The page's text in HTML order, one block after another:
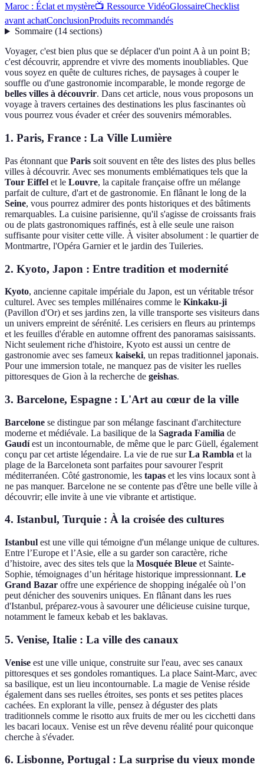
Maroc : Éclat et mystère📺 Ressource VidéoGlossaireChecklist
avant achatConclusionProduits recommandés
Sommaire(14 sections)
Voyager, c'est bien plus que se déplacer d'un point A à un point B;
c'est découvrir, apprendre et vivre des moments inoubliables. Que
vous soyez en quête de cultures riches, de paysages à couper le
souffle ou d'une gastronomie incomparable, le monde regorge de
belles villes à découvrir. Dans cet article, nous vous proposons un
voyage à travers certaines des destinations les plus fascinantes où
vous pourrez vous évader et créer des souvenirs mémorables.
1. Paris, France : La Ville Lumière
Pas étonnant que Paris soit souvent en tête des listes des plus belles
villes à découvrir. Avec ses monuments emblématiques tels que la
Tour Eiffel et le Louvre, la capitale française offre un mélange
parfait de culture, d'art et de gastronomie. En flânant le long de la
Seine, vous pourrez admirer des ponts historiques et des bâtiments
remarquables. La cuisine parisienne, qu'il s'agisse de croissants frais
ou de plats gastronomiques raffinés, est à elle seule une raison
suffisante pour visiter cette ville. À visiter absolument : le quartier de
Montmartre, l'Opéra Garnier et le jardin des Tuileries.
2. Kyoto, Japon : Entre tradition et modernité
Kyoto, ancienne capitale impériale du Japon, est un véritable trésor
culturel. Avec ses temples millénaires comme le Kinkaku-ji
(Pavillon d'Or) et ses jardins zen, la ville transporte ses visiteurs dans
un univers empreint de sérénité. Les cerisiers en fleurs au printemps
et les feuilles d'érable en automne offrent des panoramas saisissants.
Nicht seulement riche d'histoire, Kyoto est aussi un centre de
gastronomie avec ses fameux kaiseki, un repas traditionnel japonais.
Pour une immersion totale, ne manquez pas de visiter les ruelles
pittoresques de Gion à la recherche de geishas.
3. Barcelone, Espagne : L'Art au cœur de la ville
Barcelone se distingue par son mélange fascinant d'architecture
moderne et médiévale. La basilique de la Sagrada Familia de
Gaudíest un incontournable, de même que le parc Güell, également
conçu par cet artiste légendaire. La vie de rue surLa Rambla et la
plage de la Barceloneta sont parfaites pour savourer l'esprit
méditerranéen. Côté gastronomie, les tapas et les vins locaux sont à
ne pas manquer. Barcelone ne se contente pas d'être une belle ville à
découvrir; elle invite à une vie vibrante et artistique.
4. Istanbul, Turquie : À la croisée des cultures
Istanbul est une ville qui témoigne d'un mélange unique de cultures.
Entre l’Europe et l’Asie, elle a su garder son caractère, riche
d’histoire, avec des sites tels que la Mosquée Bleue et Sainte-
Sophie, témoignages d’un héritage historique impressionnant. Le
Grand Bazar offre une expérience de shopping inégalée où l’on
peut dénicher des souvenirs uniques. En flânant dans les rues
d'Istanbul, préparez-vous à savourer une délicieuse cuisine turque,
notamment le fameux kebab et les baklavas.
5. Venise, Italie : La ville des canaux
Venise est une ville unique, construite sur l'eau, avec ses canaux
pittoresques et ses gondoles romantiques. La place Saint-Marc, avec
sa basilique, est un lieu incontournable. La magie de Venise réside
également dans ses ruelles étroites, ses ponts et ses petites places
cachées. En explorant la ville, pensez à déguster des plats
traditionnels comme le risotto aux fruits de mer ou les cicchetti dans
les bacari locaux. Venise est un rêve devenu réalité pour quiconque
cherche à s'évader.
6. Lisbonne, Portugal : La surprise du vieux monde